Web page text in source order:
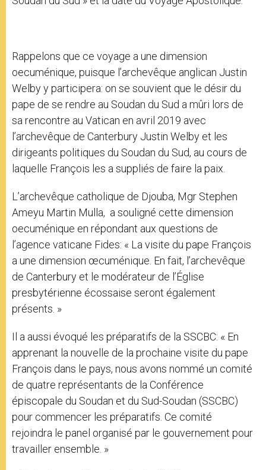
Rappelons que ce voyage a une dimension
oecuménique, puisque l’archevêque anglican Justin
Welby y participera: on se souvient que le désir du
pape de se rendre au Soudan du Sud a mûri lors de
sa rencontre au Vatican en avril 2019 avec
l’archevêque de Canterbury Justin Welby et les
dirigeants politiques du Soudan du Sud, au cours de
laquelle François les a suppliés de faire la paix.
L’archevêque catholique de Djouba, Mgr Stephen
Ameyu Martin Mulla, a souligné cette dimension
oecuménique en répondant aux questions de
l’agence vaticane Fides: « La visite du pape François
a une dimension œcuménique. En fait, l’archevêque
de Canterbury et le modérateur de l’Église
presbytérienne écossaise seront également
présents. »
Il a aussi évoqué les préparatifs de la SSCBC: « En
apprenant la nouvelle de la prochaine visite du pape
François dans le pays, nous avons nommé un comité
de quatre représentants de la Conférence
épiscopale du Soudan et du Sud-Soudan (SSCBC)
pour commencer les préparatifs. Ce comité
rejoindra le panel organisé par le gouvernement pour
travailler ensemble. »